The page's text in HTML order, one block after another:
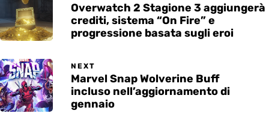
Overwatch 2 Stagione 3 aggiungerà
crediti, sistema “On Fire” e
progressione basata sugli eroi
NEXT
Marvel Snap Wolverine Buff
incluso nell’aggiornamento di
gennaio